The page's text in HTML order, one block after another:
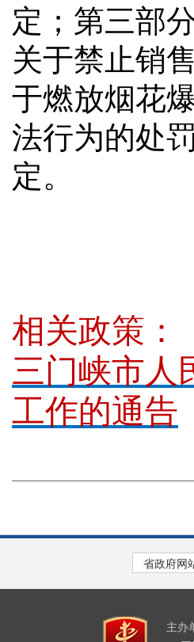
定；第三部
关于禁止销
于燃放烟花
法行为的处
定。
相关政策：
三门峡市人
工作的通告
主办